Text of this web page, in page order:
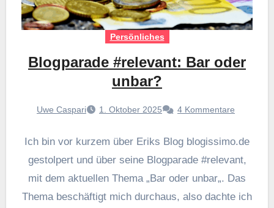
Persönliches
Blogparade #relevant: Bar oder
unbar?
Uwe Caspari 1. Oktober 2025 4 Kommentare
Ich bin vor kurzem über Eriks Blog blogissimo.de
gestolpert und über seine Blogparade #relevant,
mit dem aktuellen Thema „Bar oder unbar„. Das
Thema beschäftigt mich durchaus, also dachte ich